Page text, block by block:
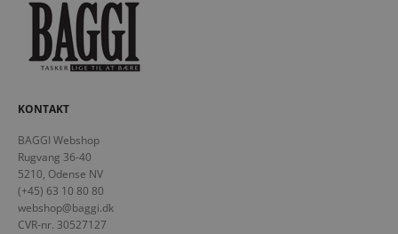
KONTAKT
BAGGI Webshop
Rugvang 36-40
5210, Odense NV
(+45) 63 10 80 80
webshop@baggi.dk
CVR-nr. 30527127